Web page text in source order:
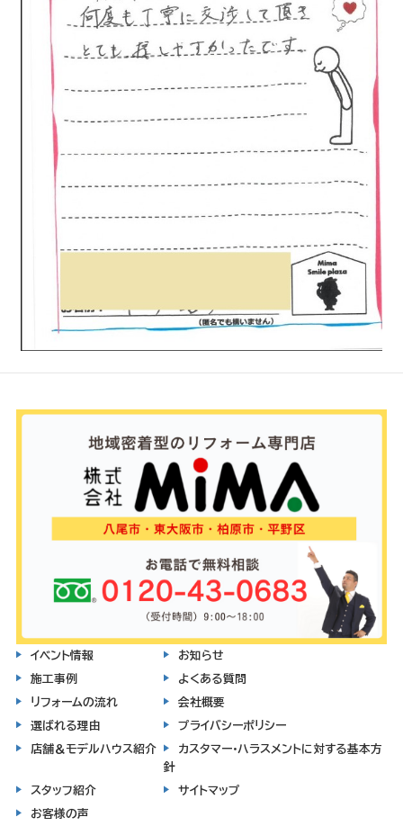
会社概要
イベント情報
施工事例
リフォームの流れ
選ばれる理由
店舗＆モデルハウス紹介
スタッフ紹介
お客様の声
お知らせ
よくある質問
会社概要
プライバシーポリシー
カスタマー・ハラスメントに対する基本方
針
サイトマップ